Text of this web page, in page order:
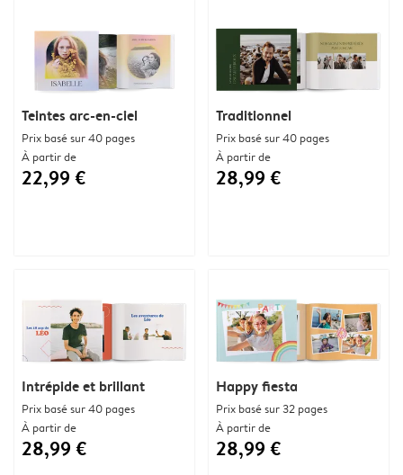
Teintes arc-en-ciel
Prix basé sur 40 pages
À partir de
22,99 €
Intrépide et brillant
Prix basé sur 40 pages
À partir de
28,99 €
Traditionnel
Prix basé sur 40 pages
À partir de
28,99 €
Happy fiesta
Prix basé sur 32 pages
À partir de
28,99 €